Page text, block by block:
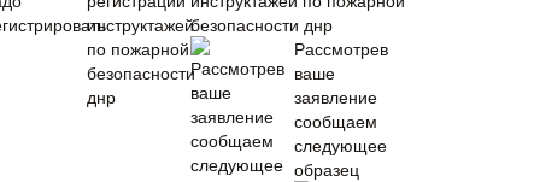
безопасности днр
Рассмотрев
ваше
заявление
сообщаем
следующее
образец